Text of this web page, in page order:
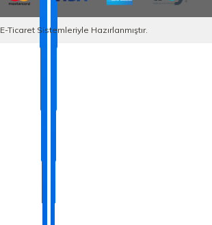
E-TicaretSistemleriyle Hazırlanmıştır.